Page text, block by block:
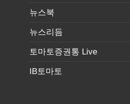
뉴스북
뉴스리듬
토마토증권통 Live
IB토마토